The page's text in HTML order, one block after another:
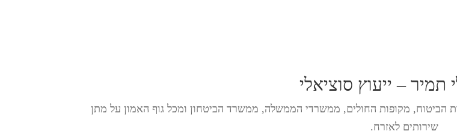
תמיר – ייעוץ סוציאלי
הביטוח, מקופות החולים, ממשרדי הממשלה, ממשרד הביטחון ומכל גוף האמון על מתן
שירותים לאזרח.